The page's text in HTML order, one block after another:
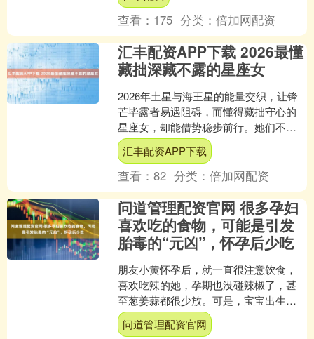
查看： 175 分类：倍加网配资
汇丰配资APP下载 2026最懂
藏拙深藏不露的星座女
2026年土星与海王星的能量交织，让锋
芒毕露者易遇阻碍，而懂得藏拙守心的
星座女，却能借势稳步前行。她们不张
扬、不炫技，以“钝感”为铠甲，将智慧与
底牌藏于无形，在....
汇丰配资APP下载
查看：82 分类：倍加网配资
问道管理配资官网 很多孕妇
喜欢吃的食物，可能是引发
胎毒的“元凶”，怀孕后少吃
朋友小黄怀孕后，就一直很注意饮食，
喜欢吃辣的她，孕期也没碰辣椒了，甚
至葱姜蒜都很少放。可是，宝宝出生
后，还是有了脂溢性皮炎。 小黄很苦
恼，为啥我孕期那么小心地忌....
问道管理配资官网